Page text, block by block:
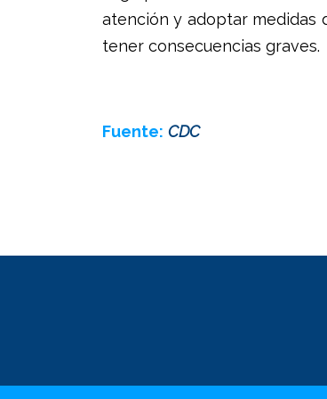
atención y adoptar medidas
tener consecuencias graves.
Fuente: CDC